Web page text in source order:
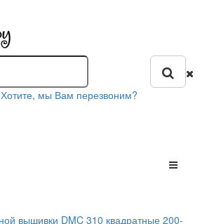
Хотите, мы Вам перезвоним?